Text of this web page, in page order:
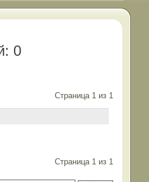
0
Страница 1из 1
Страница 1из 1